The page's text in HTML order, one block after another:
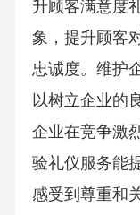
升顾客满意度
象，提升顾客
忠诚度。维护
以树立企业的
企业在竞争激
验礼仪服务能
感受到尊重和